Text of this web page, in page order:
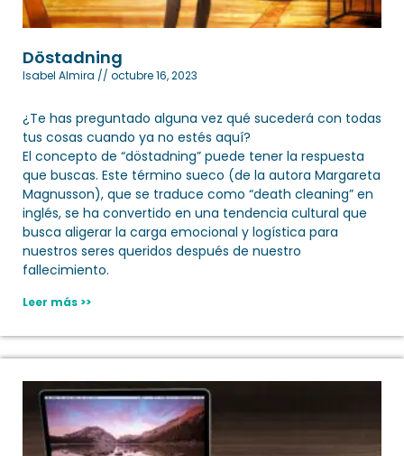
Döstadning
Isabel Almira octubre 16, 2023
¿Te has preguntado alguna vez qué sucederá con todas
tus cosas cuando ya no estés aquí?
El concepto de “döstadning” puede tener la respuesta
que buscas. Este término sueco (de la autora Margareta
Magnusson), que se traduce como “death cleaning” en
inglés, se ha convertido en una tendencia cultural que
busca aligerar la carga emocional y logística para
nuestros seres queridos después de nuestro
fallecimiento.
Leer más >>